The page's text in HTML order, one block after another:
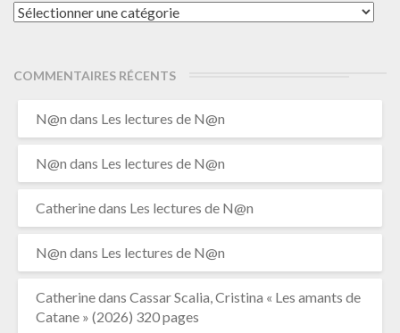
Catégories
COMMENTAIRES RÉCENTS
N@n dans Les lectures de N@n
N@n dans Les lectures de N@n
Catherinedans Les lectures de N@n
N@n dans Les lectures de N@n
Catherinedans Cassar Scalia, Cristina « Les amants de
Catane » (2026) 320 pages